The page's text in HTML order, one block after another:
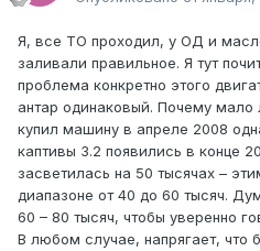
Я, все ТО проходил, у ОД и
заливали правильное. Я тут
проблема конкретно этого
антар одинаковый. Почему мало
купил машину в апреле 2008
каптивы 3.2 появились в конце
засветилась на 50 тысячах –
диапазоне от 40 до 60 тысяч.
60 – 80 тысяч, чтобы уверенно
В любом случае, напрягает, что